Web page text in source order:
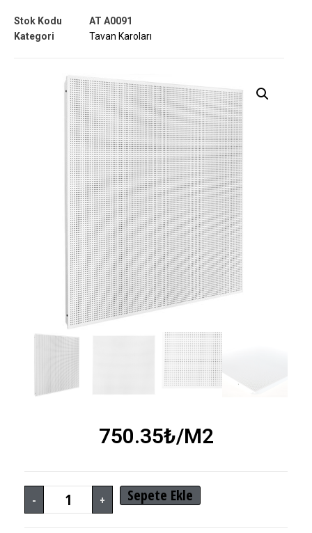
750.35₺/M2
- + Sepete Ekle
Stok Kodu
AT A0091
Kategori
Tavan Karoları